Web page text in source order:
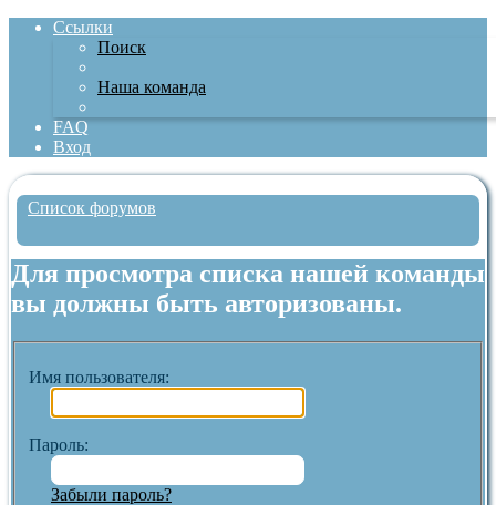
Ссылки
Поиск
Наша команда
FAQ
Вход
Список форумов
Для просмотра списка нашей команды
вы должны быть авторизованы.
Имя пользователя:
Пароль:
Забыли пароль?